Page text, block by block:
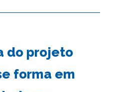
do projeto
forma em